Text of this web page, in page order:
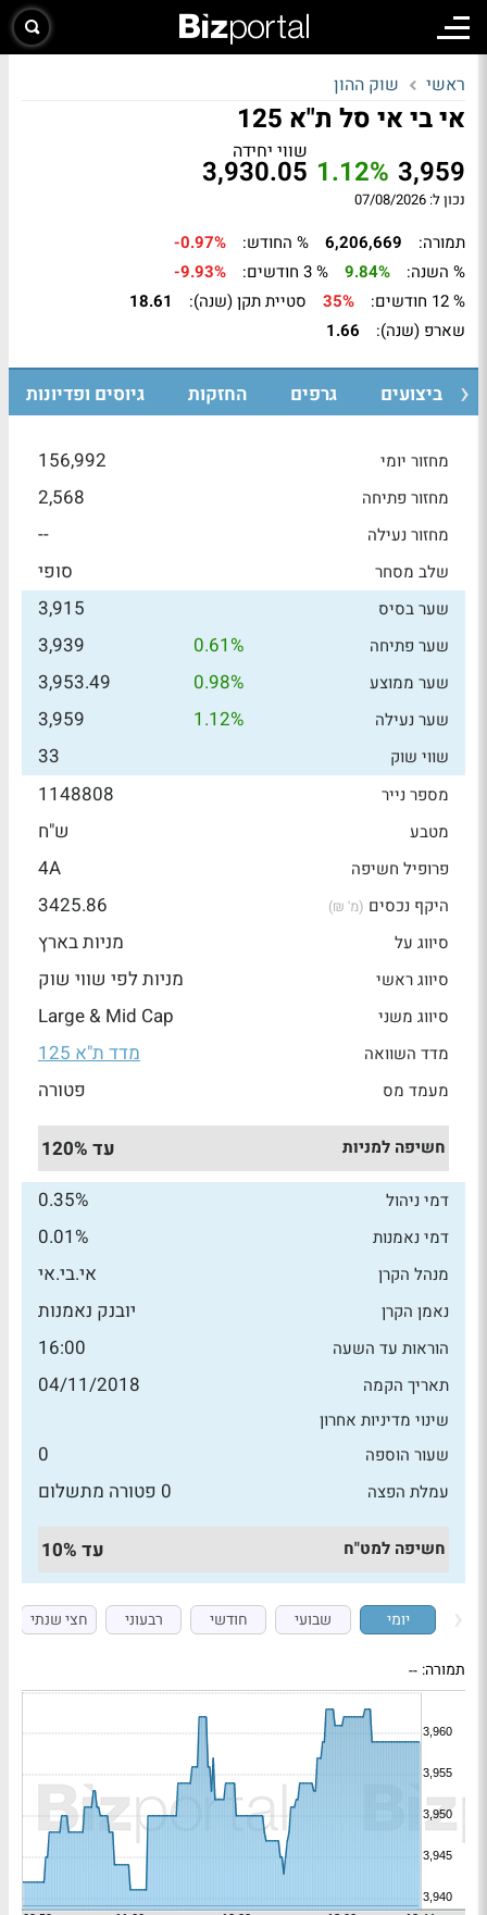
ראשי שוק ההון
אי בי אי סל ת"א 125
3,959
1.12%
שווי יחידה
3,930.05
נכון ל: 07/08/2026
תמורה: 6,206,669 % החודש:
-0.97%
% השנה:
9.84% % 3 חודשים:
-9.93%
% 12 חודשים:
35% סטיית תקן (שנה):
18.61
שארפ (שנה):
1.66
ביצועים גרפים החזקות גיוסים ופדיונות
מחזור יומי 156,992
מחזור פתיחה 2,568
מחזור נעילה --
שלב מסחר סופי
שער בסיס 3,915
שער פתיחה 0.61%
3,939
שער ממוצע 0.98%
3,953.49
שער נעילה 1.12%
3,959
שווי שוק 33
מספר נייר 1148808
מטבע ש"ח
פרופיל חשיפה 4A
היקף נכסים (מ' ₪) 3425.86
סיווג על מניות בארץ
סיווג ראשי מניות לפי שווי שוק
סיווג משני Large & Mid Cap
מדד השוואה מדד ת"א 125
מעמד מס פטורה
חשיפה למניות עד 120%
דמי ניהול 0.35%
דמי נאמנות 0.01%
מנהל הקרן אי.בי.אי
נאמן הקרן יובנק נאמנות
הוראות עד השעה 16:00
תאריך הקמה 04/11/2018
שינוי מדיניות אחרון
שעור הוספה
0
עמלת הפצה 0 פטורה מתשלום
חשיפה למט"ח עד 10%
יומי שבועי חודשי רבעוני חצי שנתי
תמורה: --